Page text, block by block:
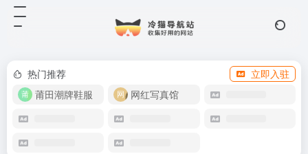
热门推荐
立即入驻
莆田潮牌鞋服
网红写真馆